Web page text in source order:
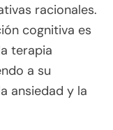
racionales.
cognitiva es
terapia
a su
ansiedad y la